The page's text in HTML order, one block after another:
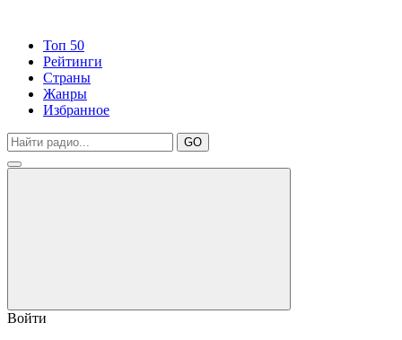
Топ 50
Рейтинги
Страны
Жанры
Избранное
GO
Войти